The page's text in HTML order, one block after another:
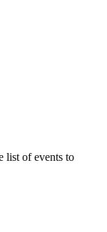
list of events to